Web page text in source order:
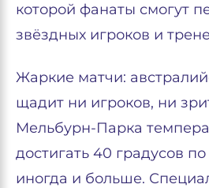
которой фанаты смогут
звёздных игроков и
Жаркие матчи:
щадит ни игроков, ни
Мельбурн-Парка
достигать 40 градусов
иногда и больше.